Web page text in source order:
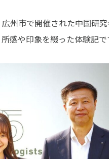
州市で開催された中国研
感や印象を綴った体験記で